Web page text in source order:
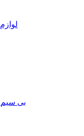
ریموت کنترل , محصول GSM وRF , بی سیم